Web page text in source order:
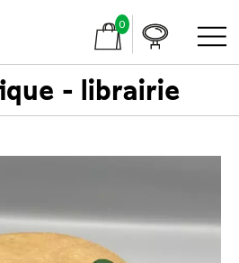
0
- librairie